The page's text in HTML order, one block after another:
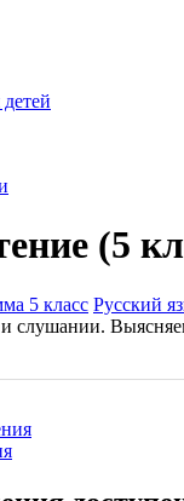
(5
5 класс Русский
слушании.